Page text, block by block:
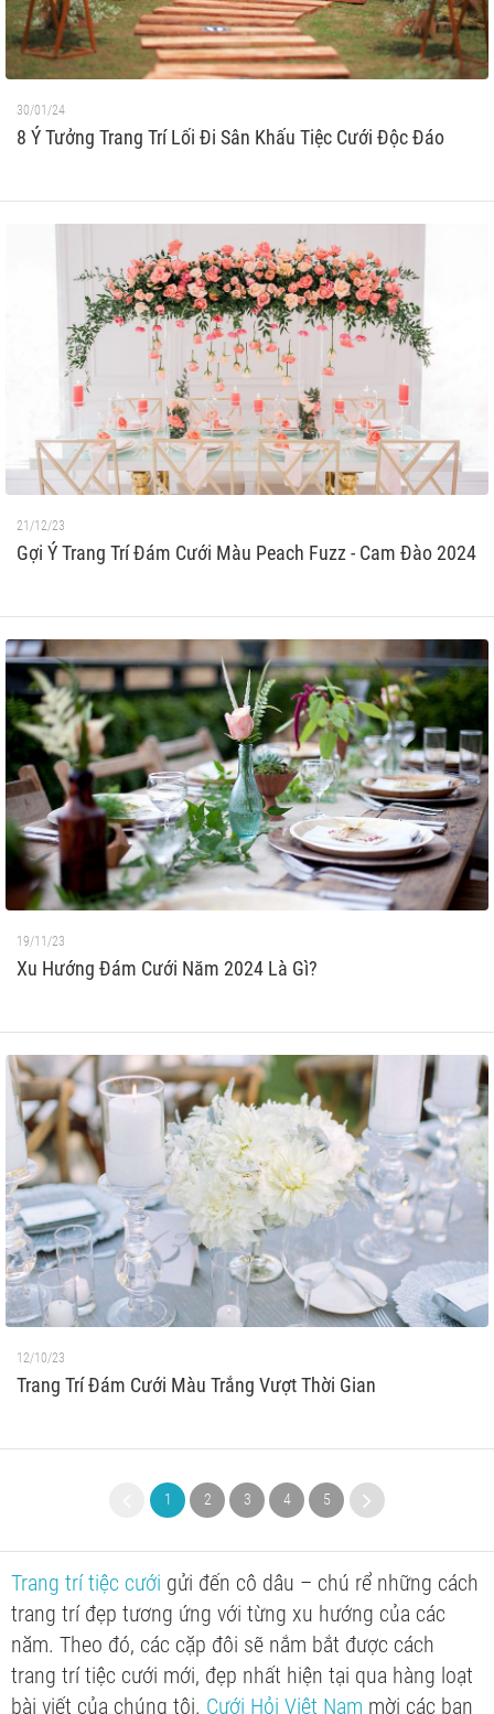
30/01/24
8 Ý Tưởng Trang Trí Lối Đi Sân Khấu Tiệc Cưới Độc Đáo
21/12/23
Gợi Ý Trang Trí Đám Cưới Màu Peach Fuzz - Cam Đào 2024
19/11/23
Xu Hướng Đám Cưới Năm 2024 Là Gì?
12/10/23
Trang Trí Đám Cưới Màu Trắng Vượt Thời Gian
1 2 3 4 5 6
Trang trí tiệc cưới gửi đến cô dâu – chú rể những cách
trang trí đẹp tương ứng với từng xu hướng của các
năm. Theo đó, các cặp đôi sẽ nắm bắt được cách
trang trí tiệc cưới mới, đẹp nhất hiện tại qua hàng loạt
bài viết của chúng tôi. Cưới Hỏi Việt Nam mời các bạn